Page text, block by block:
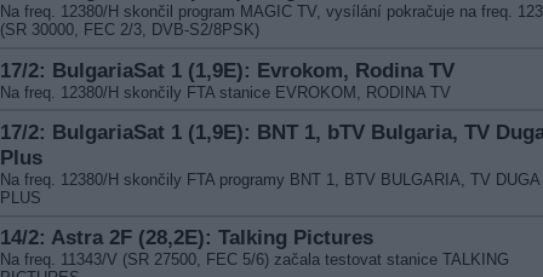
Na freq. 12380/H skončil program MAGIC TV, vysílání pokračuje na freq.
(SR 30000, FEC 2/3, DVB-S2/8PSK)
17/2: BulgariaSat 1 (1,9E): Evrokom, Rodina TV
Na freq. 12380/H skončily FTA stanice EVROKOM, RODINA TV
17/2: BulgariaSat 1 (1,9E): BNT 1, bTV Bulgaria, TV
Plus
Na freq. 12380/H skončily FTA programy BNT 1, BTV BULGARIA, TV DUGA
PLUS
14/2: Astra 2F (28,2E): Talking Pictures
Na freq. 11343/V (SR 27500, FEC 5/6) začala testovat stanice TALKING